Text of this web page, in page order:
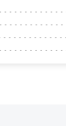
на
(29) 689-20-